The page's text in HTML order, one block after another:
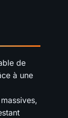
de
à une